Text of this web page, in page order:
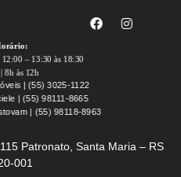
– 13:30 às 18:30
8h às 12h
| (55) 3025-1122
| (55) 98111-8665
| (55) 98118-8963
Patronato, Santa Maria – RS
001